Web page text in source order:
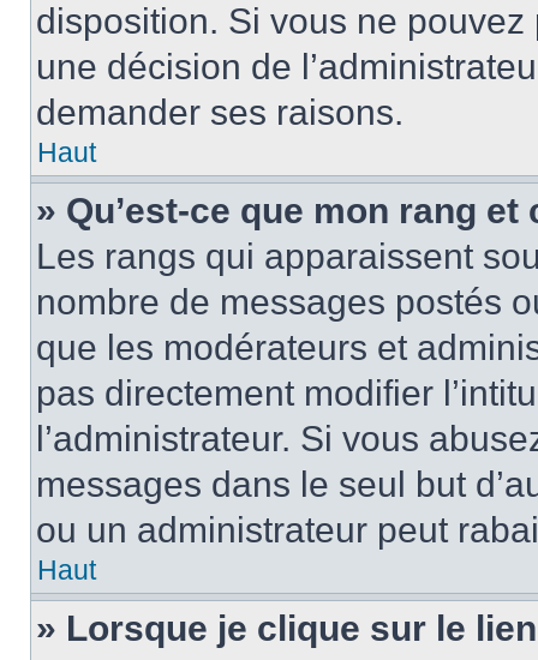
disposition. Si vous ne pouvez
une décision de
demander ses raisons.
Haut
» Qu’est-ce que mon rang
Les rangs qui apparaissent
nombre de messages postés
que les modérateurs et
pas directement modifier
l’administrateur. Si vous
messages dans le seul but
ou un administrateur peut
Haut
» Lorsque je clique sur le